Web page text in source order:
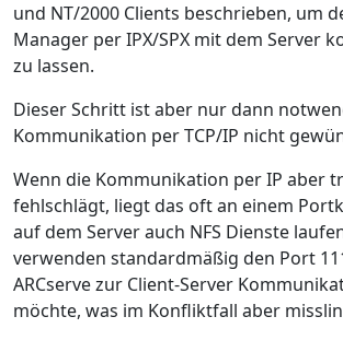
und NT/2000 Clients beschrieben, um
Manager per IPX/SPX mit dem Server
zu lassen.
Dieser Schritt ist aber nur dann
Kommunikation per TCP/IP nicht
Wenn die Kommunikation per IP aber
fehlschlägt, liegt das oft an einem
auf dem Server auch NFS Dienste
verwenden standardmäßig den Port
ARCserve zur Client-Server
möchte, was im Konfliktfall aber